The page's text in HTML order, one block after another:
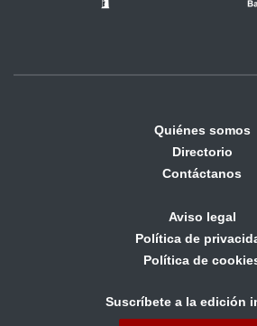
Quiénes somos
Directorio
Contáctanos
Aviso legal
Política de
Política de
Suscríbete a la edición